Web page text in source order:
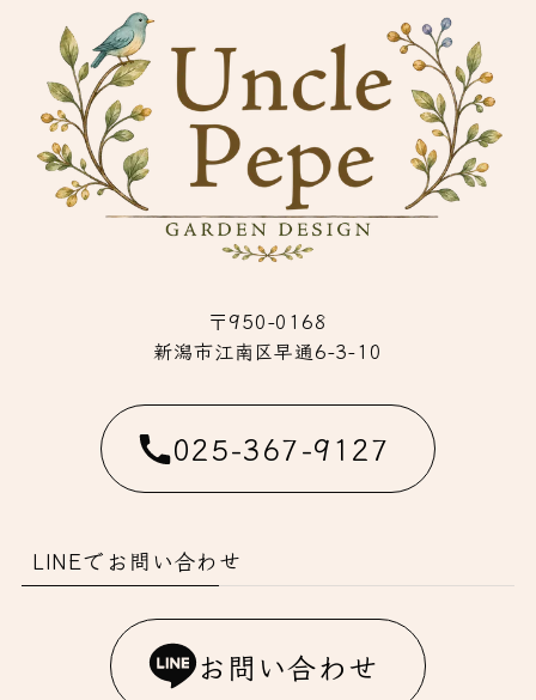
〒950-0168
新潟市江南区早通6-3-10
025-367-9127
LINEでお問い合わせ
お問い合わせ